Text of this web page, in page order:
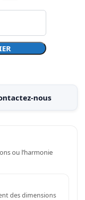
nous
ou l’harmonie
des dimensions